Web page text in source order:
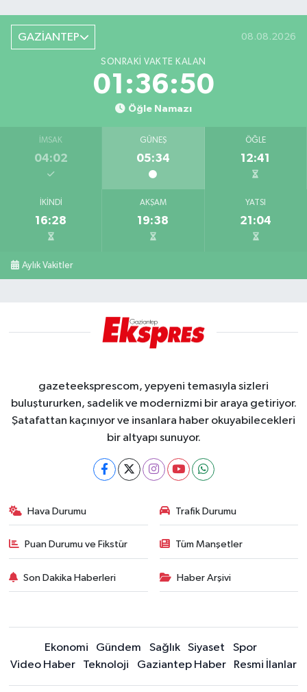
GAZİANTEP 08.08.2026
SONRAKI VAKTE KALAN
01:36:49
Öğle Namazı
İMSAK
04:02
GÜNEŞ
05:34
ÖĞLE
12:41
İKINDI
16:28
AKŞAM
19:38
YATSI
21:04
Aylık Vakitler
gazeteeksprescom, yepyeni temasıyla sizleri
buluştururken, sadelik ve modernizmi bir araya getiriyor.
Şatafattan kaçınıyor ve insanlara haber okuyabilecekleri
bir altyapı sunuyor.
Hava Durumu Trafik Durumu
Puan Durumu ve Fikstür Tüm Manşetler
Son Dakika Haberleri Haber Arşivi
Ekonomi Gündem Sağlık Siyaset
Spor
Video Haber
Teknoloji Gaziantep Haber Resmi İlanlar